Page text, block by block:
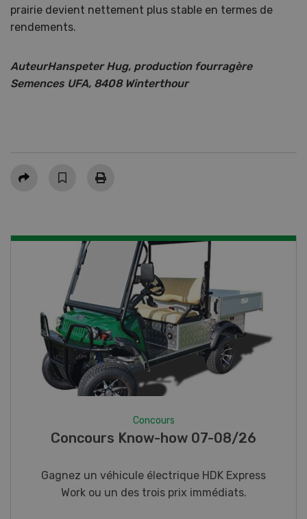
prairie devient nettement plus stable en termes de
rendements.
AuteurHanspeter Hug, production fourragère
Semences UFA, 8408 Winterthour
Partager
Photo mystère 07-08/26
Gagnez l’un des cinq couteaux de poche LANDI